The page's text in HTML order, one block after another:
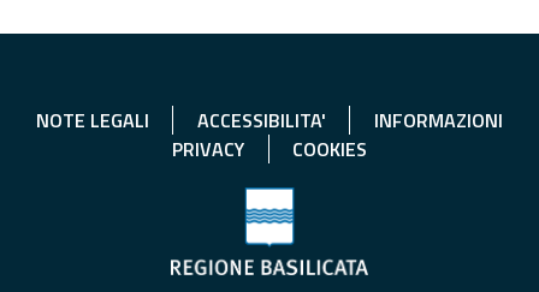
NOTE LEGALI ACCESSIBILITA'
INFORMAZIONI
PRIVACY
COOKIES